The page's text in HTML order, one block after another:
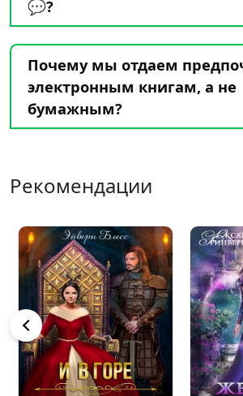
💬?
Почему мы отдаем
электронным книгам, а не
бумажным?
Рекомендации